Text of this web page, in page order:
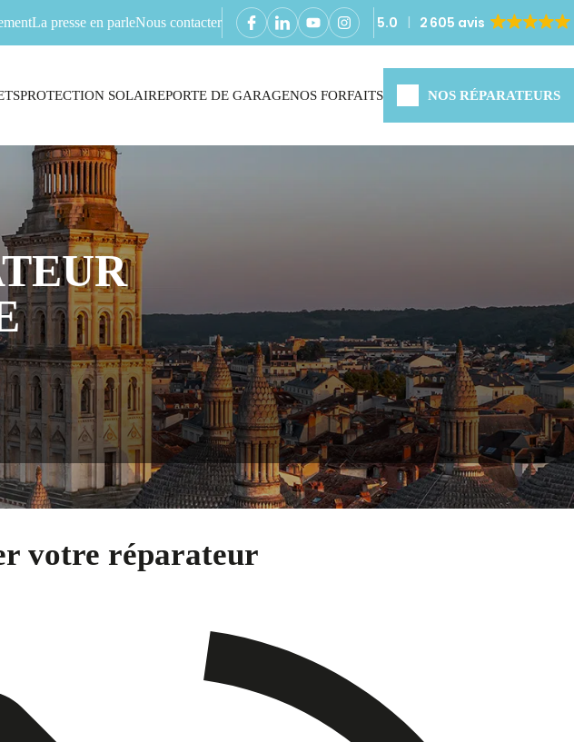
La presse en parleNous contacter 5.0 2 605 avis
PROTECTION SOLAIREPORTE DE GARAGENOS FORFAITS NOS RÉPARATEURS
votre réparateur